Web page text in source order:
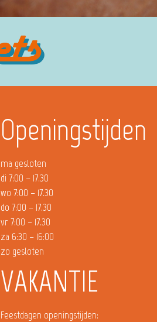
Openingstijden
ma gesloten
di 7:00 – 17.30
wo 7:00 – 17.30
do 7:00 – 17.30
vr 7:00 – 17.30
za 6:30 – 16:00
zo gesloten
VAKANTIE
Feestdagen openingstijden: